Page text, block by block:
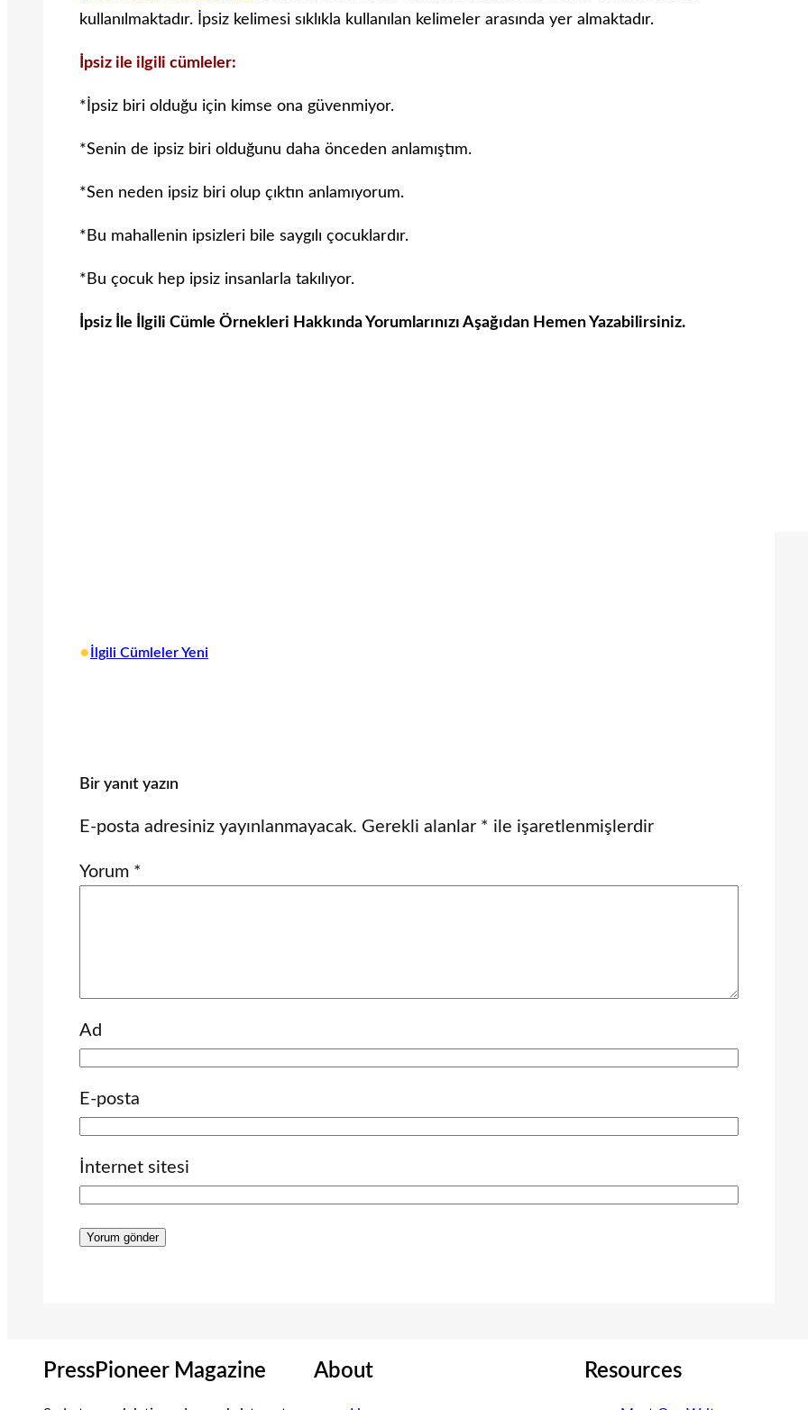
kullanılmaktadır. İpsiz kelimesi sıklıkla kullanılan kelimeler arasında yer almaktadır.
İpsiz ile ilgili cümleler:
*İpsiz biri olduğu için kimse ona güvenmiyor.
*Senin de ipsiz biri olduğunu daha önceden anlamıştım.
*Sen neden ipsiz biri olup çıktın anlamıyorum.
*Bu mahallenin ipsizleri bile saygılı çocuklardır.
*Bu çocuk hep ipsiz insanlarla takılıyor.
İpsiz İle İlgili Cümle Örnekleri Hakkında Yorumlarınızı Aşağıdan Hemen Yazabilirsiniz.
• İlgili Cümleler Yeni
Bir yanıt yazın
E-posta adresiniz yayınlanmayacak. Gerekli alanlar * ile işaretlenmişlerdir
Yorum *
Ad
E-posta
İnternet sitesi
PressPioneer Magazine About Resources